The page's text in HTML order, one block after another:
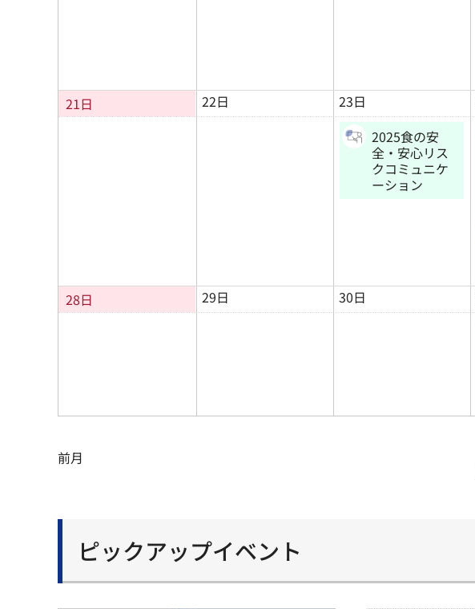
21日 22日 23日
2025食の安
全・安心リス
クコミュニケ
ーション
28日
29日 30日
前月
ピックアップイベント